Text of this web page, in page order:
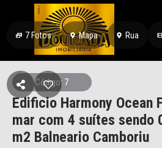
7Fotos Mapa Rua
Código: 7
Edificio Harmony Ocean
mar com 4 suítes sendo
m2 Balneario Camboriu